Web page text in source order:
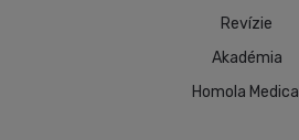
Revízie
Akadémia
Homola Medical